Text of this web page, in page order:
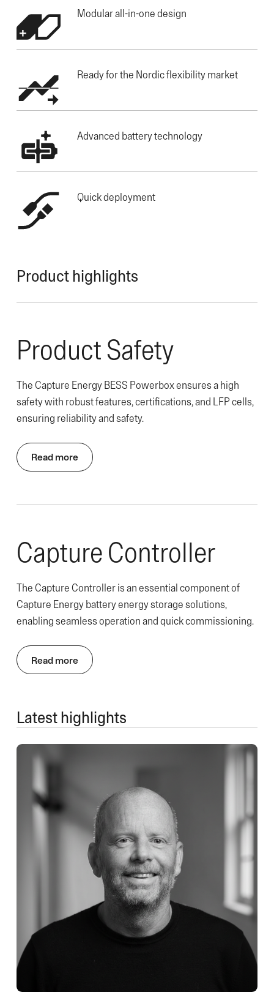
Modular all-in-one design
Ready for the Nordic flexibility market
Advanced battery technology
Quick deployment
Product highlights
Product Safety
The Capture Energy BESS Powerbox ensures a high
safety with robust features, certifications, and LFP cells,
ensuring reliability and safety.
Read more
Capture Controller
The Capture Controller is an essential component of
Capture Energy battery energy storage solutions,
enabling seamless operation and quick commissioning.
Read more
Latest highlights